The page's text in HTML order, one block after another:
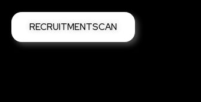
RECRUITMENTSCAN